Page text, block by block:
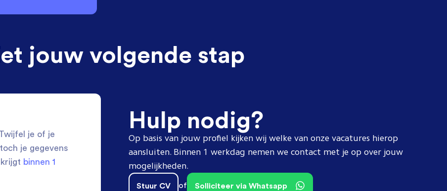
jouw volgende stap
je of je
je gegevens
binnen 1
Hulp nodig?
Op basis van jouw profiel kijken wij welke van onze vacatures hierop
aansluiten. Binnen 1 werkdag nemen we contact met je op over jouw
mogelijkheden.
Stuur CV of Solliciteer via Whatsapp